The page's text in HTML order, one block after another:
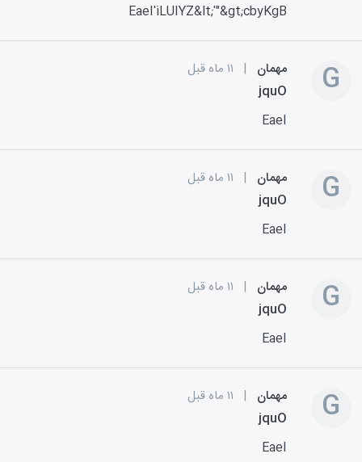
EaeI'iLUIYZ&lt;'"&gt;cbyKgB
G مهمان | ۱۱ ماه قبل
jquO
EaeI
G مهمان | ۱۱ ماه قبل
jquO
EaeI
G مهمان | ۱۱ ماه قبل
jquO
EaeI
G مهمان | ۱۱ ماه قبل
jquO
EaeI